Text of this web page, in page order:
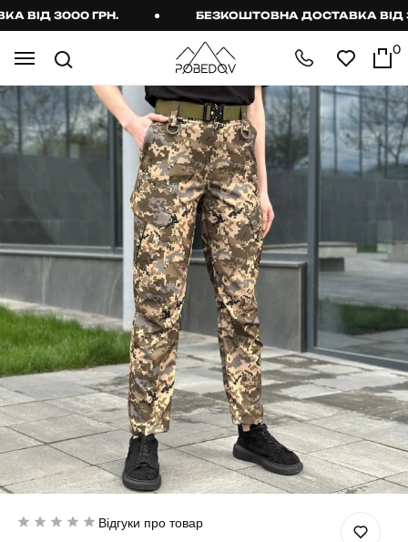
3000 ГРН. БЕЗКОШТОВНА ДОСТАВКА ВІД
0
Відгуки про товар